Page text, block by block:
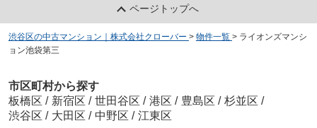
ページトップへ
渋谷区の中古マンション｜株式会社クローバー > 物件一覧 > ライオンズマンシ
ョン池袋第三
市区町村から探す
板橋区 / 新宿区 / 世田谷区 / 港区 / 豊島区 / 杉並区 /
渋谷区 / 大田区 / 中野区 / 江東区